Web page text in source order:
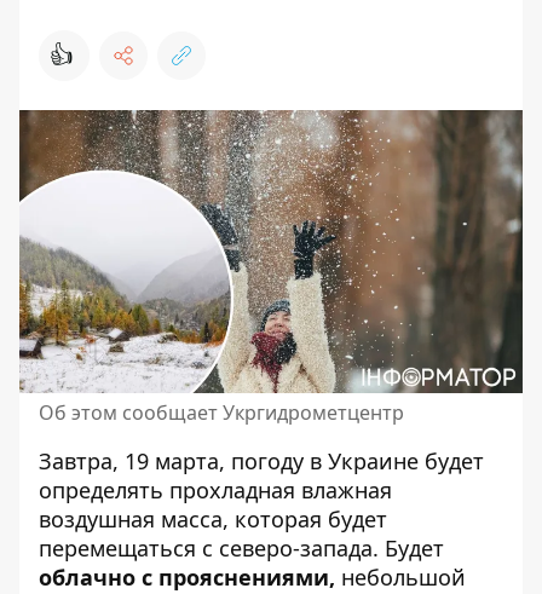
👍
Об этом сообщает Укргидрометцентр
Завтра, 19 марта, погоду в Украине будет
определять прохладная влажная
воздушная масса, которая будет
перемещаться с северо-запада. Будет
облачно с прояснениями, небольшой